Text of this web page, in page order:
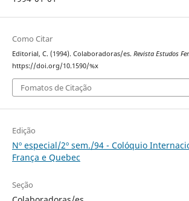
Como Citar
Editorial, C. (1994). Colaboradoras/es. Revista Estudos
https://doi.org/10.1590/%x
Fomatos de Citação
Edição
Nº especial/2º sem./94 - Colóquio
França e Quebec
Seção